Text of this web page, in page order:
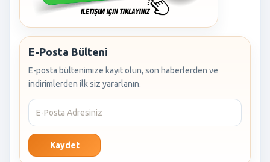
E-Posta Bülteni
E-posta bültenimize kayıt olun, son haberlerden ve
indirimlerden ilk siz yararlanın.
Kaydet